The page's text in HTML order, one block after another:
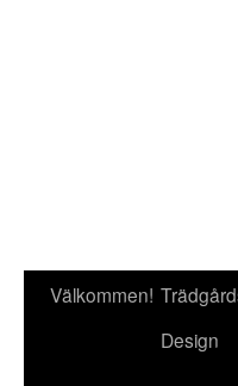
GåVälkommen!
Design